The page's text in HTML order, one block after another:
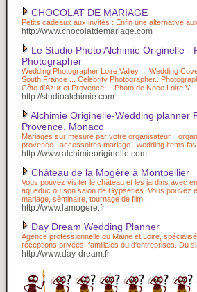
CHOCOLAT DE MARIAGE
Petits cadeaux aux invités : Enfin une alternative
http://www.chocolatdemariage.com
Le Studio Photo Alchimie Originelle
Photographer
Wedding Photographer Loire Valley ... Wedding
South France ... Celebrity
Côte d'Azur et Provence ... Photo de Noce Loire V
http://studioalchimie.com
Alchimie Originelle-Wedding planner
Provence, Monaco
Mariages sur mesure par votre organisateur...
provence...accessoires mariage...wedding items
http://www.alchimieoriginelle.com
Château de la Mogère à Montpellier
Vous pouvez visiter le château et les jardins avec
aqueduc ou son salon de Gypseries. Vous pouvez
mariage, séminaire, tournage de film...
http://www.lamogere.fr
Day Dream Wedding Planner
Agence professionnelle du Maine et Loire,
réceptions privées, familiales ou d'entreprises. Du
http://www.day-dream.fr